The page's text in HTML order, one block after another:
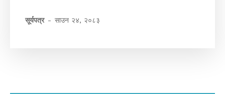
सूर्यपत्र - साउन २४, २०८३